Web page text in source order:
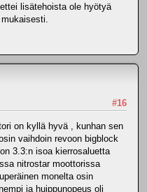
lisätehoista ole hyötyä
#16
on kyllä hyvä , kunhan sen
vaihdoin revoon bigblock
3.3:n isoa kierrosaluetta
nitrostar moottorissa
monelta osin
ja huippunopeus oli